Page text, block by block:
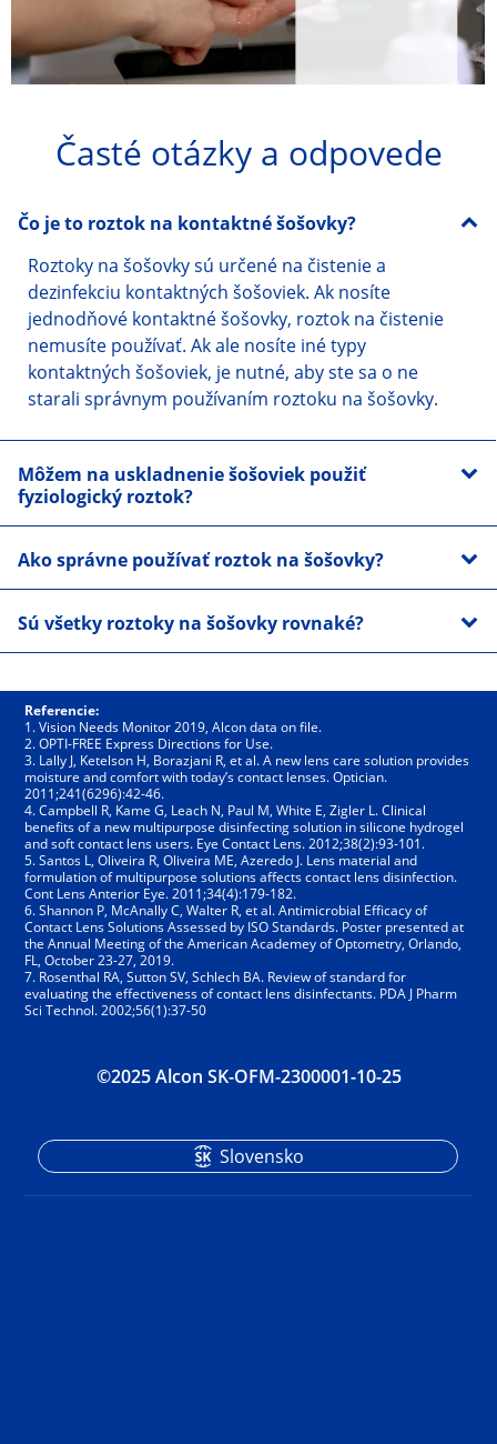
Časté otázky a odpovede
Čo je to roztok na kontaktné šošovky?
Roztoky na šošovky sú určené na čistenie a
dezinfekciu kontaktných šošoviek. Ak nosíte
jednodňové kontaktné šošovky, roztok na čistenie
nemusíte používať. Ak ale nosíte iné typy
kontaktných šošoviek, je nutné, aby ste sa o ne
starali správnym používaním roztoku na šošovky.
Môžem na uskladnenie šošoviek použiť
fyziologický roztok?
Ako správne používať roztok na šošovky?
Sú všetky roztoky na šošovky rovnaké?
Referencie:
1. Vision Needs Monitor 2019, Alcon data on file.
2. OPTI-FREE Express Directions for Use.
3. Lally J, Ketelson H, Borazjani R, et al. A new lens care solution provides
moisture and comfort with today’s contact lenses. Optician.
2011;241(6296):42-46.
4. Campbell R, Kame G, Leach N, Paul M, White E, Zigler L. Clinical
benefits of a new multipurpose disinfecting solution in silicone hydrogel
and soft contact lens users. Eye Contact Lens. 2012;38(2):93-101.
5. Santos L, Oliveira R, Oliveira ME, Azeredo J. Lens material and
formulation of multipurpose solutions affects contact lens disinfection.
Cont Lens Anterior Eye. 2011;34(4):179-182.
6. Shannon P, McAnally C, Walter R, et al. Antimicrobial Efficacy of
Contact Lens Solutions Assessed by ISO Standards. Poster presented at
the Annual Meeting of the American Academey of Optometry, Orlando,
FL, October 23-27, 2019.
7. Rosenthal RA, Sutton SV, Schlech BA. Review of standard for
evaluating the effectiveness of contact lens disinfectants. PDA J Pharm
Sci Technol. 2002;56(1):37-50
©2025 Alcon SK-OFM-2300001-10-25
Slovensko